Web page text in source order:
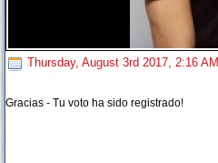
Thursday, August 3rd 2017, 2:16 AM
Gracias - Tu voto ha sido registrado!